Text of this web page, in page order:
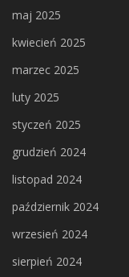
maj 2025
kwiecień 2025
marzec 2025
luty 2025
styczeń 2025
grudzień 2024
listopad 2024
październik 2024
wrzesień 2024
sierpień 2024